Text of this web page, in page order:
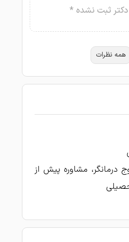
ثبت نشده *
همه نظرات
درمانگر، مشاوره پیش از